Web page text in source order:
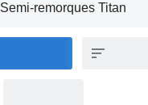
Semi-remorques Titan